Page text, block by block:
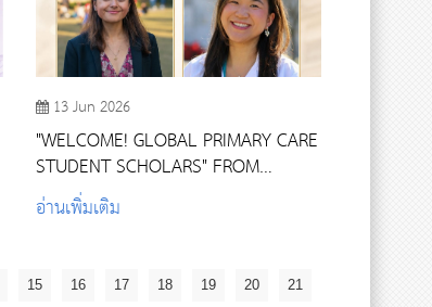
13 Jun 2026
"WELCOME! GLOBAL PRIMARY CARE
STUDENT SCHOLARS" FROM
HARVARD MEDICAL SCHOOL
อ่านเพิ่มเติม
15 16 17 18 19 20 21